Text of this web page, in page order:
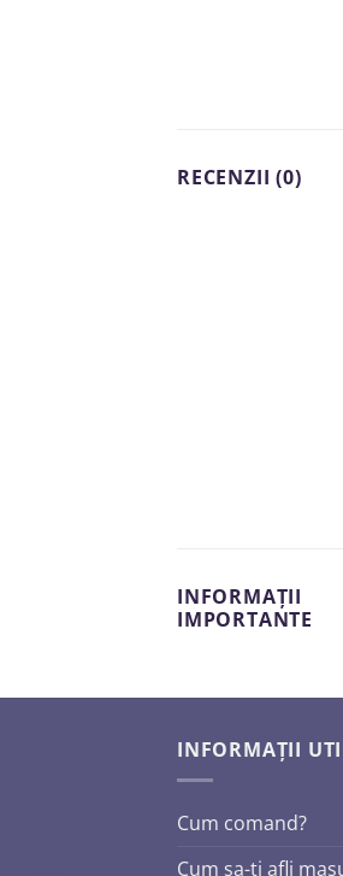
RECENZII (0)
INFORMAȚII
IMPORTANTE
INFORMAȚII
Cum comand?
Cum sa-ti afli